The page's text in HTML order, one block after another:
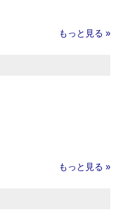
もっと見る »
もっと見る »